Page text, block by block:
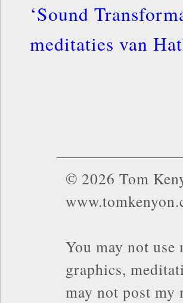
‘Sound
meditaties van
© 2026 Tom
You may not
graphics,
may not post my